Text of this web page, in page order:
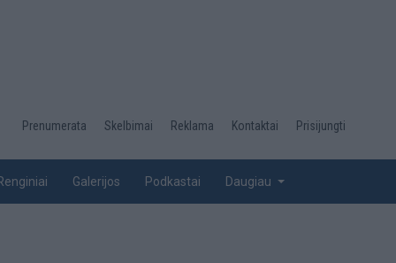
Desktop
top
Prenumerata Skelbimai Reklama Kontaktai Prisijungti
Galerijos Podkastai Daugiau